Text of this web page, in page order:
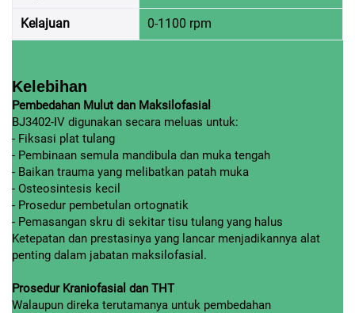
Kelajuan 0-1100 rpm
Kelebihan
Pembedahan Mulut dan Maksilofasial
BJ3402-IV digunakan secara meluas untuk:
- Fiksasi plat tulang
- Pembinaan semula mandibula dan muka tengah
- Baikan trauma yang melibatkan patah muka
- Osteosintesis kecil
- Prosedur pembetulan ortognatik
- Pemasangan skru di sekitar tisu tulang yang halus
Ketepatan dan prestasinya yang lancar menjadikannya alat
penting dalam jabatan maksilofasial.
Prosedur Kraniofasial dan THT
Walaupun direka terutamanya untuk pembedahan